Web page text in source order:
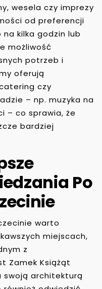
wesela czy imprezy
od preferencji
kilka godzin lub
możliwość
potrzeb i
oferują
czy
– np. muzyka na
– co sprawia, że
bardziej
Po
warto
miejscach,
z
Zamek Książąt
swoją architekturą